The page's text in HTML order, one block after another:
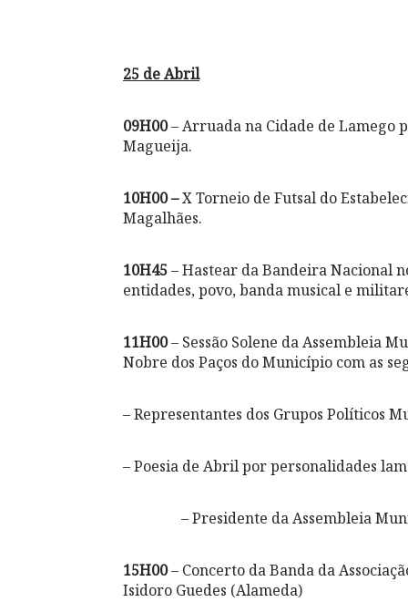
25 de Abril
09H00– Arruada na Cidade de Lamego
Magueija.
10H00 –X Torneio de Futsal do
Magalhães.
10H45– Hastear da Bandeira Nacional
entidades, povo, banda musical e
11H00– Sessão Solene da Assembleia
Nobre dos Paços do Município com as
– Representantes dos Grupos Políticos
– Poesia de Abril por personalidades
– Presidente da Assembleia
15H00– Concerto da Banda da
Isidoro Guedes (Alameda)